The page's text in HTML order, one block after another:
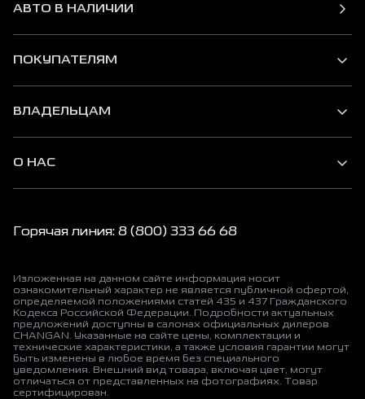
АВТО В НАЛИЧИИ
ПОКУПАТЕЛЯМ
ВЛАДЕЛЬЦАМ
О НАС
Горячая линия: 8 (800) 333 66 68
Изложенная на данном сайте информация носит
ознакомительный характер не является публичной офертой,
определяемой положениями статей 435 и 437 Гражданского
Кодекса Российской Федерации. Подробности актуальных
предложений доступны в салонах официальных дилеров
CHANGAN. Указанные на сайте цены, комплектации и
технические характеристики, а также условия гарантии могут
быть изменены в любое время без специального
уведомления. Внешний вид товара, включая цвет, могут
отличаться от представленных на фотографиях. Товар
сертифицирован.